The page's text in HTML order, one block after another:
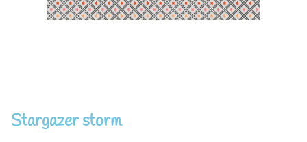
Stargazer storm